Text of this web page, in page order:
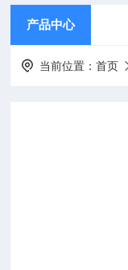
产品中心
当前位置：首页